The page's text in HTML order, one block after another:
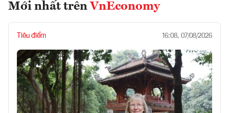
Mới nhất trên VnEconomy
Tiêu điểm 16:08, 07/08/2026